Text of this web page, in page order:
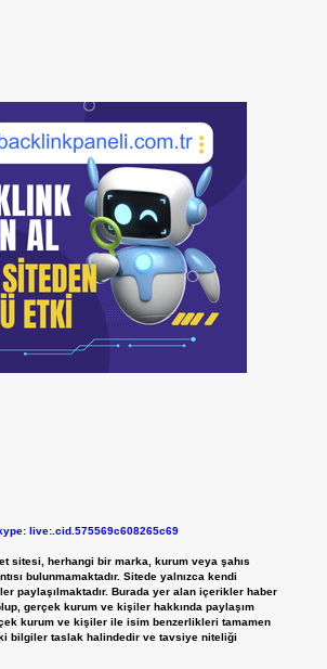
live:.cid.575569c608265c69
sitesi, herhangi bir marka, kurum veya şahıs
bulunmamaktadır. Sitede yalnızca kendi
paylaşılmaktadır. Burada yer alan içerikler haber
gerçek kurum ve kişiler hakkında paylaşım
kurum ve kişiler ile isim benzerlikleri tamamen
bilgiler taslak halindedir ve tavsiye niteliği